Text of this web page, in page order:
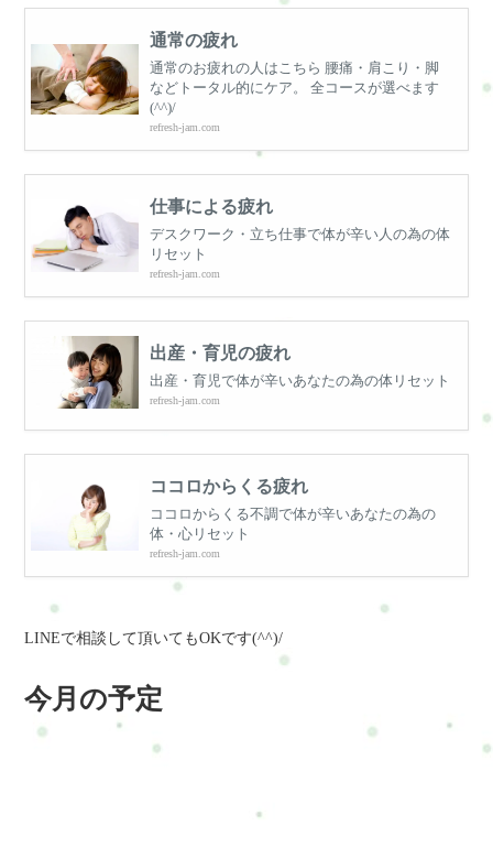
通常の疲れ
通常のお疲れの人はこちら 腰痛・肩こり・脚
などトータル的にケア。 全コースが選べます
(^^)/
refresh-jam.com
仕事による疲れ
デスクワーク・立ち仕事で体が辛い人の為の体
リセット
refresh-jam.com
出産・育児の疲れ
出産・育児で体が辛いあなたの為の体リセット
refresh-jam.com
ココロからくる疲れ
ココロからくる不調で体が辛いあなたの為の
体・心リセット
refresh-jam.com
LINEで相談して頂いてもOKです(^^)/
今月の予定